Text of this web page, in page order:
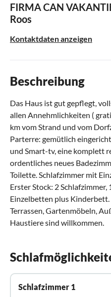
FIRMA CAN
Roos
Kontaktdaten anzeigen
Beschreibung
Das Haus ist gut gepflegt,
allen Annehmlichkeiten (
km vom Strand und vom
Parterre: gemütlich
und Smart-tv, eine komplett
ordentliches neues
Toilette. Schlafzimmer mit
Erster Stock: 2
Einzelbetten plus
Terrassen, Gartenmöbeln,
Haustiere sind willkommen.
Schlafzimmer 1